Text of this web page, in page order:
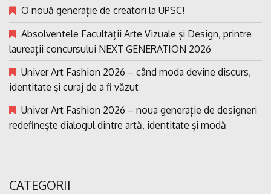
O nouă generație de creatori la UPSC!
Absolventele Facultății Arte Vizuale și Design, printre
laureații concursului NEXT GENERATION 2026
Univer Art Fashion 2026 – când moda devine discurs,
identitate și curaj de a fi văzut
Univer Art Fashion 2026 – noua generație de designeri
redefinește dialogul dintre artă, identitate și modă
CATEGORII